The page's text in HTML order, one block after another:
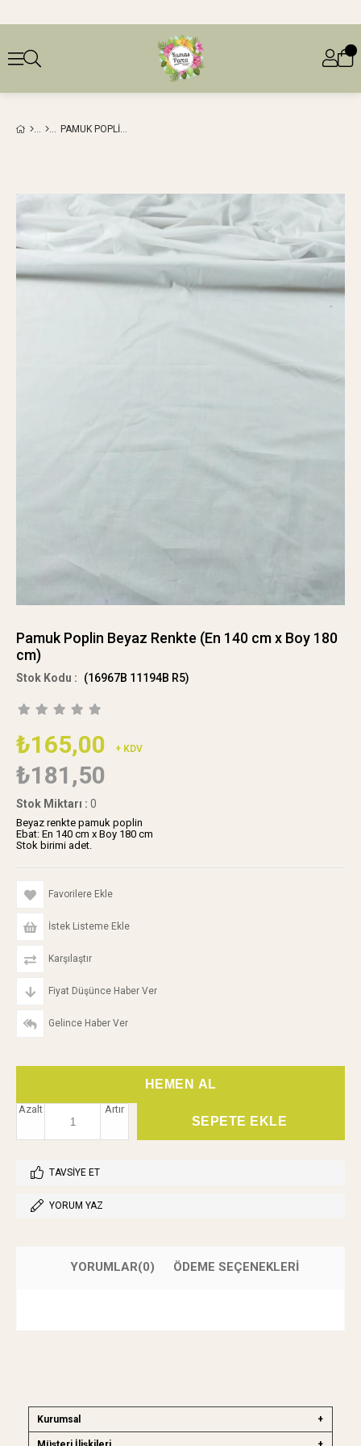
PAMUK POPLIN BEYAZ RENKTE (EN 140 CM X BOY 180 CM)
Pamuk Poplin Beyaz Renkte (En 140 cm x Boy 180
cm)
(16967B 11194B R5)
₺165,00 + KDV
₺181,50
Stok Miktarı : 0
Beyaz renkte pamuk poplin
Ebat: En 140 cm x Boy 180 cm
Stok birimi adet.
Favorilere Ekle
İstek Listeme Ekle
Karşılaştır
Fiyat Düşünce Haber Ver
Gelince Haber Ver
Artır
Azalt
TAVSIYE ET
YORUM YAZ
YORUMLAR(0) ÖDEME SEÇENEKLERI
Kurumsal